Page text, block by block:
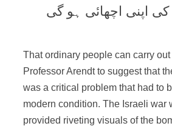
اپنی اچھائی ہو گی
That ordinary people can carry
Professor Arendt to suggest that
was a critical problem that had to
modern condition. The Israeli war
provided riveting visuals of the